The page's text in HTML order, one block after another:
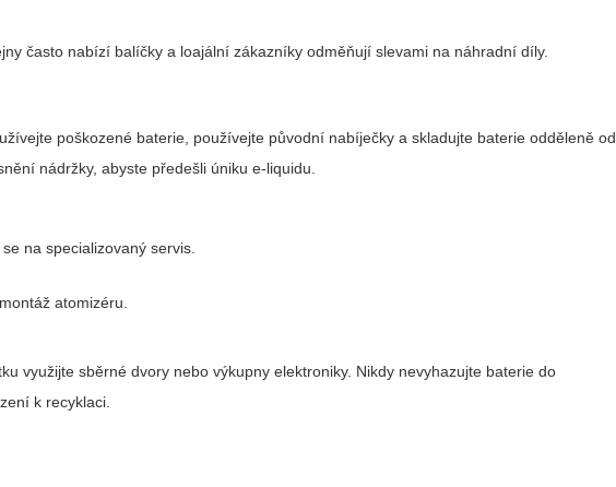
často nabízí balíčky a loajální zákazníky odměňují slevami na náhradní díly.
poškozené baterie, používejte původní nabíječky a skladujte baterie odděleně od
nádržky, abyste předešli úniku e-liquidu.
na specializovaný servis.
atomizéru.
využijte sběrné dvory nebo výkupny elektroniky. Nikdy nevyhazujte baterie do
k recyklaci.